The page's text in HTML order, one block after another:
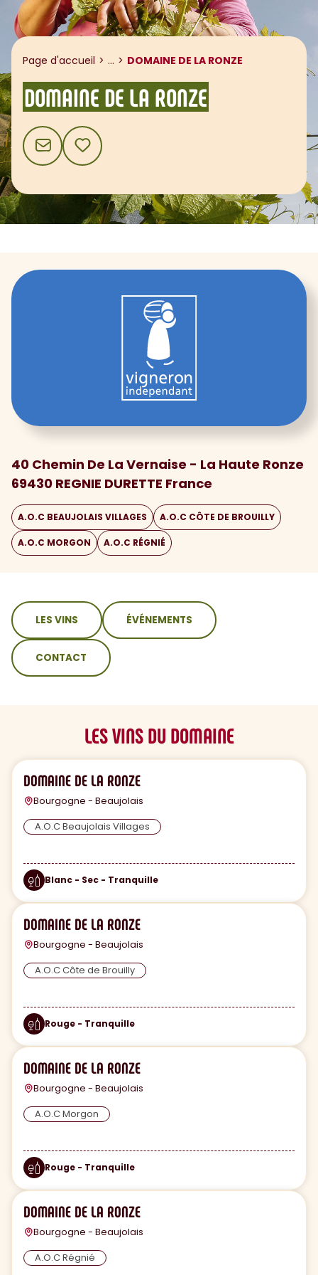
Page d'accueil ... Afficher le fil d'ariane
DOMAINE DE LA RONZE
DOMAINE DE LA RONZE
CONTACTAJOUTER AUX FAVORIS
40 Chemin De La Vernaise - La Haute Ronze
69430 REGNIE DURETTE France
A.O.C BEAUJOLAIS VILLAGES A.O.C CÔTE DE BROUILLY
A.O.C MORGON A.O.C RÉGNIÉ
sommaire
LES VINS ÉVÉNEMENTS
CONTACT
LES VINS DU DOMAINE
DOMAINE DE LA RONZE
Bourgogne - Beaujolais
A.O.C Beaujolais Villages
Blanc - Sec - Tranquille
DOMAINE DE LA RONZE
Bourgogne - Beaujolais
A.O.C Côte de Brouilly
Rouge - Tranquille
DOMAINE DE LA RONZE
Bourgogne - Beaujolais
A.O.C Morgon
Rouge - Tranquille
DOMAINE DE LA RONZE
Bourgogne - Beaujolais
A.O.C Régnié